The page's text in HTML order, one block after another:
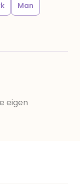
Man
eigen